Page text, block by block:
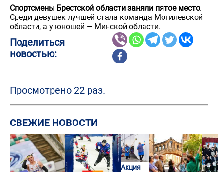
Спортсмены Брестской области заняли пятое место.
Среди девушек лучшей стала команда Могилевской
области, а у юношей — Минской области.
Поделиться
новостью:
Просмотрено 22 раз.
СВЕЖИЕ НОВОСТИ
Акция